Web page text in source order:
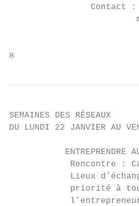
Contact
8
SEMAINES DES RÉSEAUX
DU LUNDI 22 JANVIER AU
ENTREPRENDRE
Rencontre :
Lieux
priorité à